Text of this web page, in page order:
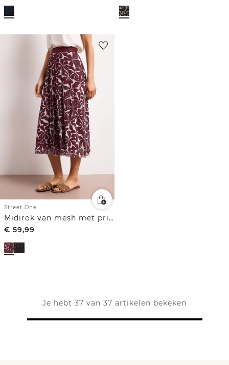
Street One
Midirok van mesh met print
€ 59,99
Je hebt 37 van 37 artikelen bekeken